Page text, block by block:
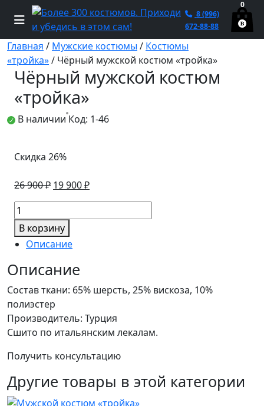
8 (996)
672-88-88
0
Главная / Мужские костюмы / Костюмы
«тройка»/ Чёрный мужской костюм «тройка»
Чёрный мужской костюм
«тройка»
В наличии Код: 1-46
Скидка 26%
26 900₽ Первоначальная
цена
26
900 ₽.
19 900₽Текущая
цена:
Количество
товара
Чёрный
мужской
костюм
«тройка»
В корзину
Описание
Описание
Состав ткани: 65% шерсть, 25% вискоза, 10%
полиэстер
Производитель: Турция
Сшито по итальянским лекалам.
Получить консультацию
Другие товары в этой категории